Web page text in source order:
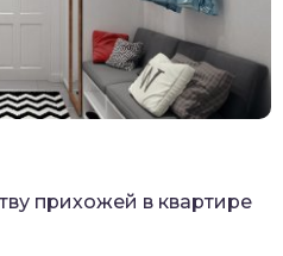
прихожей в квартире